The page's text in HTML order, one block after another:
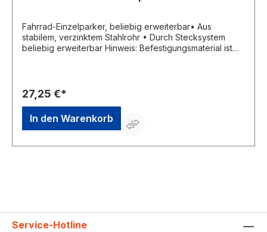
Fahrrad-Einzelparker, beliebig erweiterbar• Aus
stabilem, verzinktem Stahlrohr • Durch Stecksystem
beliebig erweiterbar Hinweis: Befestigungsmaterial ist
27,25 €*
In den Warenkorb
Service-Hotline